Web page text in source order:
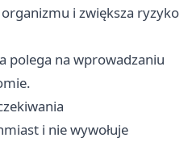
i zwiększa ryzyko
polega na wprowadzaniu
i nie wywołuje